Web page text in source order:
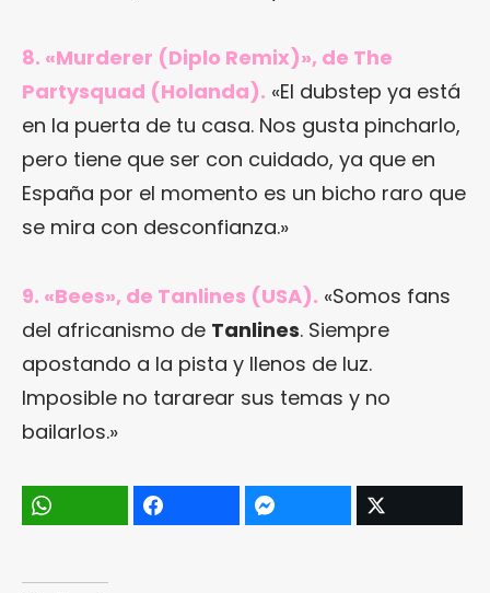
8. «Murderer (Diplo Remix)», de The
Partysquad (Holanda). «El dubstep ya está
en la puerta de tu casa. Nos gusta pincharlo,
pero tiene que ser con cuidado, ya que en
España por el momento es un bicho raro que
se mira con desconfianza.»
9. «Bees», de Tanlines (USA). «Somos fans
del africanismo de Tanlines. Siempre
apostando a la pista y llenos de luz.
Imposible no tararear sus temas y no
bailarlos.»